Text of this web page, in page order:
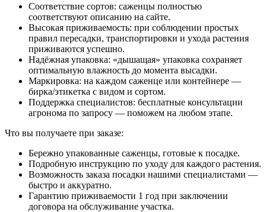
Соответствие сортов: саженцы полностью
соответствуют описанию на сайте.
Высокая приживаемость: при соблюдении простых
правил пересадки, транспортировки и ухода растения
приживаются успешно.
Надёжная упаковка: «дышащая» упаковка сохраняет
оптимальную влажность до момента высадки.
Маркировка: на каждом саженце или контейнере —
бирка/этикетка с видом и сортом.
Поддержка специалистов: бесплатные консультации
агронома по запросу — поможем на любом этапе.
Что вы получаете при заказе:
Бережно упакованные саженцы, готовые к посадке.
Подробную инструкцию по уходу для каждого растения.
Возможность заказа посадки нашими специалистами —
быстро и аккуратно.
Гарантию приживаемости 1 год при заключении
договора на обслуживание участка.